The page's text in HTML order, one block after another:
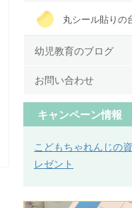
丸シール貼りの
幼児教育のブログ
お問い合わせ
キャンペーン情報
こどもちゃれんじの
レゼント